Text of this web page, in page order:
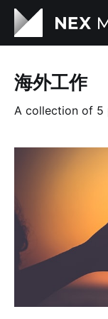
海外工作
A collection of 5